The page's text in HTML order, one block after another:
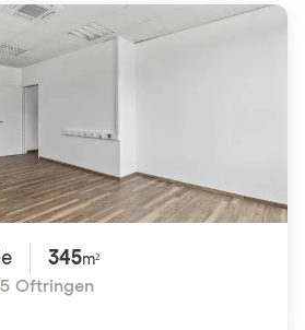
345m²
Oftringen